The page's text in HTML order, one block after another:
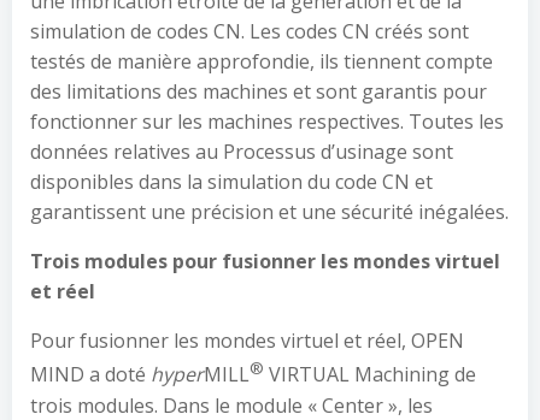
simulation de codes CN. Les codes CN créés sont
testés de manière approfondie, ils tiennent compte
des limitations des machines et sont garantis pour
fonctionner sur les machines respectives. Toutes les
données relatives au Processus d’usinage sont
disponibles dans la simulation du code CN et
garantissent une précision et une sécurité inégalées.
Trois modules pour fusionner les mondes virtuel
et réel
Pour fusionner les mondes virtuel et réel, OPEN
MIND a doté hyperMILL® VIRTUAL Machining de
trois modules. Dans le module « Center », les